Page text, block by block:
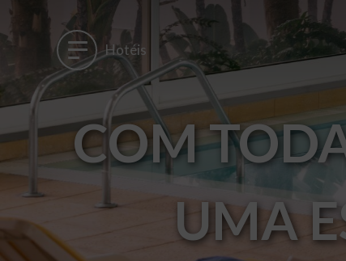
Hotéis
COM
UMA